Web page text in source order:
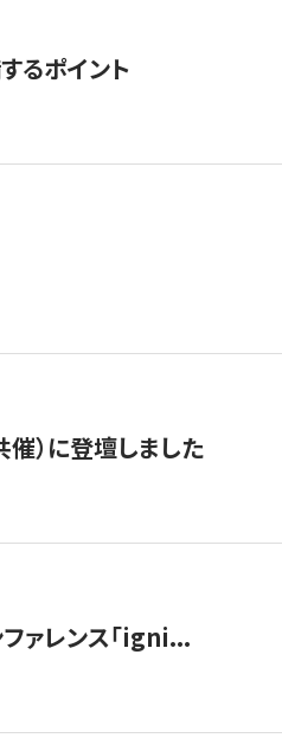
るポイント
）に登壇しました
ァレンス「igni...